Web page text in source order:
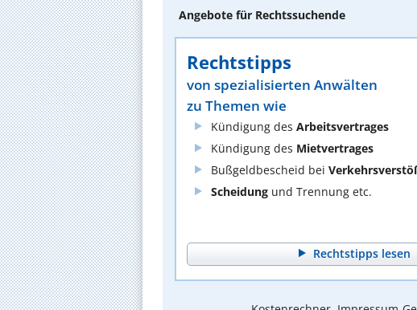
Angebote für Rechtssuchende
Rechtstipps
von spezialisierten Anwälten
zu Themen wie
Kündigung des Arbeitsvertrages
Kündigung des Mietvertrages
Bußgeldbescheid bei
Scheidung und Trennung etc.
Rechtstipps lesen